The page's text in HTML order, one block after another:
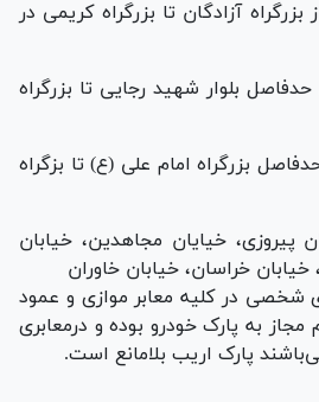
بزرگراه آزادگان تا بزرگراه کریمی در
بلوار شهید رجایی تا بزرگراه
بزرگراه امام علی (ع) تا بزگراه
پیروزی، خیایان مجاهدین، خیابان
شخصی در کلیه معابر موازی و عمود
مجاز به پارک خودرو بوده و درمعابری
پارک اریب بلامانع است.